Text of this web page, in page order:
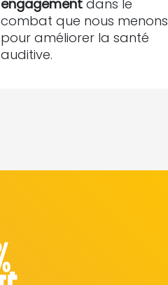
engagement dans le
combat que nous menons
pour améliorer la santé
auditive.